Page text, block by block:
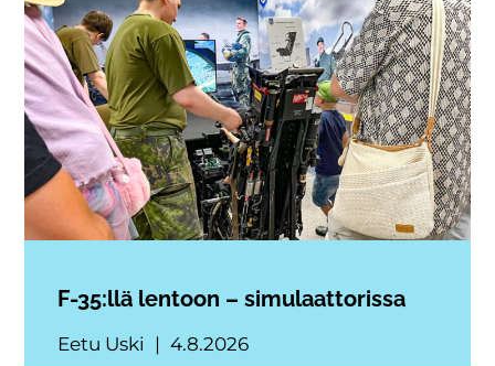
F-35:llä lentoon – simulaattorissa
Eetu Uski 4.8.2026